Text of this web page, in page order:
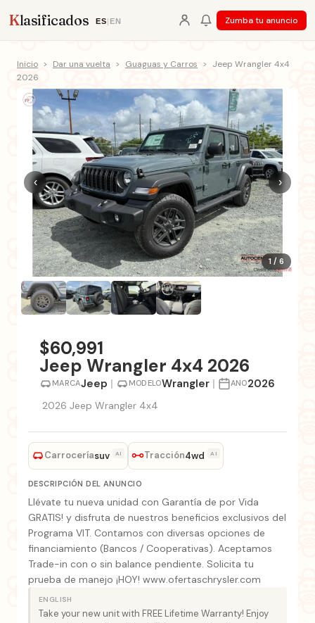
Klasificados ES| EN Zumba tu anuncio
Inicio > Dar una vuelta > Guaguas y Carros >
Jeep Wrangler 4x4
2026
1 / 6
‹ ›
$60,991
Jeep Wrangler 4x4 2026
MARCAJeep | MODELOWrangler | ANO2026
2026 Jeep Wrangler 4x4
Carroceríasuv AI Tracción4wd AI
DESCRIPCIÓN DEL ANUNCIO
Llévate tu nueva unidad con Garantía de por Vida
GRATIS! y disfruta de nuestros beneficios exclusivos del
Programa VIT. Contamos con diversas opciones de
financiamiento (Bancos / Cooperativas). Aceptamos
Trade-in con o sin balance pendiente. Solicita tu
prueba de manejo ¡HOY! www.ofertaschrysler.com
ENGLISH
Take your new unit with FREE Lifetime Warranty! Enjoy